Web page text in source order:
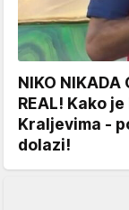
NIKO NIKADA
REAL! Kako
Kraljevima -
dolazi!